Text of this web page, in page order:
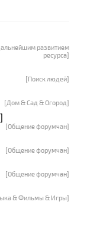
развитием
ресурса]
[Поиск людей]
[Дом & Сад & Огород]
[Общение форумчан]
[Общение форумчан]
[Общение форумчан]
& Фильмы & Игры]